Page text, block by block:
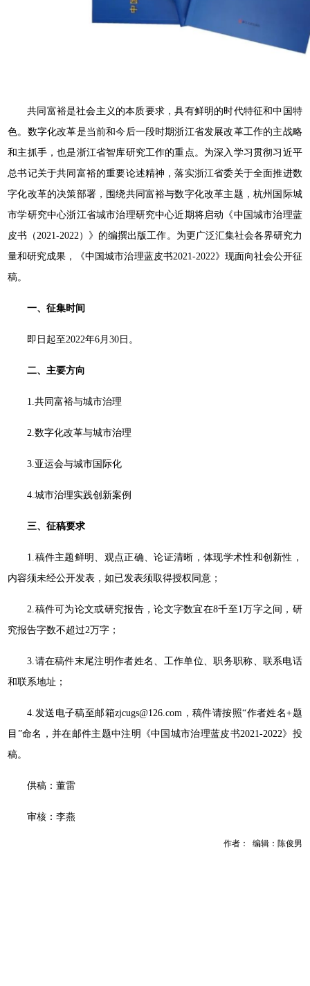
共同富裕是社会主义的本质要求，具有鲜明的时代特征和中国特
色。数字化改革是当前和今后一段时期浙江省发展改革工作的主战略
和主抓手，也是浙江省智库研究工作的重点。为深入学习贯彻习近平
总书记关于共同富裕的重要论述精神，落实浙江省委关于全面推进数
字化改革的决策部署，围绕共同富裕与数字化改革主题，杭州国际城
市学研究中心浙江省城市治理研究中心近期将启动《中国城市治理蓝
皮书（2021-2022）》的编撰出版工作。为更广泛汇集社会各界研究力
量和研究成果，《中国城市治理蓝皮书2021-2022》现面向社会公开征
稿。
一、征集时间
即日起至2022年6月30日。
二、主要方向
1.共同富裕与城市治理
2.数字化改革与城市治理
3.亚运会与城市国际化
4.城市治理实践创新案例
三、征稿要求
1.稿件主题鲜明、观点正确、论证清晰，体现学术性和创新性，
内容须未经公开发表，如已发表须取得授权同意；
2.稿件可为论文或研究报告，论文字数宜在8千至1万字之间，研
究报告字数不超过2万字；
3.请在稿件末尾注明作者姓名、工作单位、职务职称、联系电话
和联系地址；
4.发送电子稿至邮箱zjcugs@126.com，稿件请按照“作者姓名+题
目”命名，并在邮件主题中注明《中国城市治理蓝皮书2021-2022》投
稿。
供稿：董雷
审核：李燕
作者： 编辑：陈俊男